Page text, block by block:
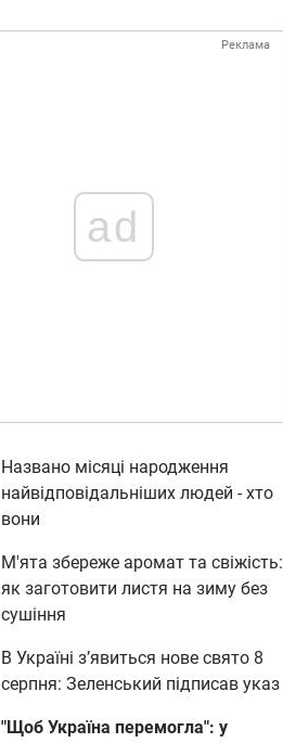
Реклама
ad
Названо місяці народження
найвідповідальніших людей - хто
вони
М'ята збереже аромат та свіжість:
як заготовити листя на зиму без
сушіння
В Україні з’явиться нове свято 8
серпня: Зеленський підписав указ
"Щоб Україна перемогла": у